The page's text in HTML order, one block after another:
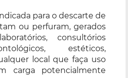
para o descarte de
ou perfuram, gerados
consultórios
estéticos,
local que faça uso
carga potencialmente